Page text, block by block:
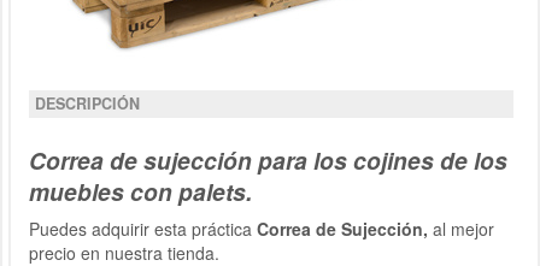
DESCRIPCIÓN
Correa de sujección para los cojines de los
muebles con palets.
Puedes adquirir esta práctica Correa de Sujección, al mejor
precio en nuestra tienda.